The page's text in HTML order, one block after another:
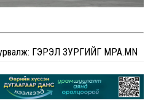
ГЭРЭЛ ЗУРГИЙГ MPA.MN